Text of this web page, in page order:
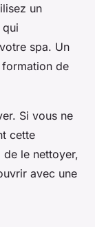
un
spa. Un
de
Si vous ne
cette
le nettoyer,
avec une